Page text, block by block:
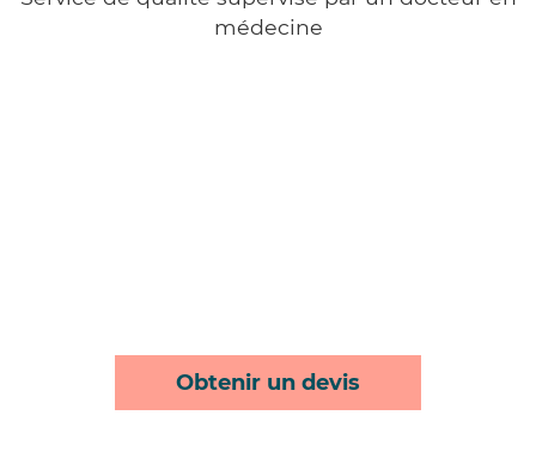
médecine
Obtenir un devis